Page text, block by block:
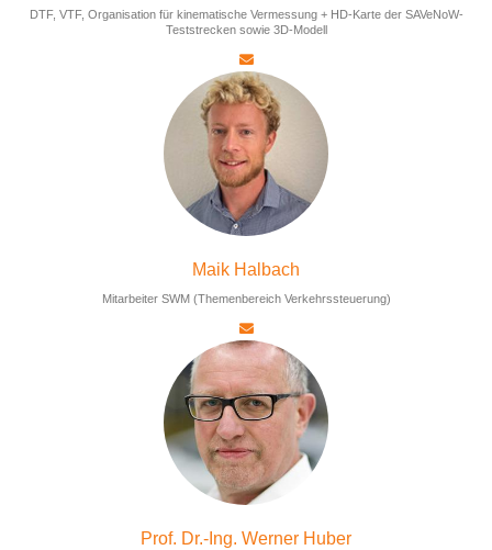
DTF, VTF, Organisation für kinematische Vermessung + HD-Karte der SAVeNoW-
Teststrecken sowie 3D-Modell
Maik Halbach
Mitarbeiter SWM (Themenbereich Verkehrssteuerung)
Prof. Dr.-Ing. Werner Huber